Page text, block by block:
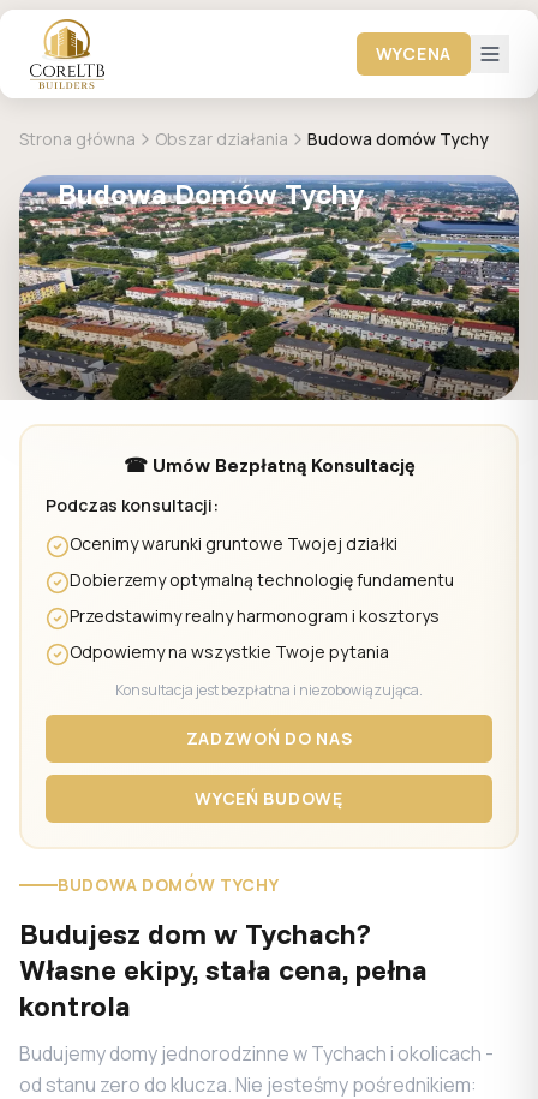
WYCENA
Strona główna Obszar działania Budowa domów Tychy
Budowa Domów Tychy
BUDOWA DOMÓW TYCHY
Budujesz dom w Tychach?
Własne ekipy, stała cena, pełna
kontrola
Budujemy domy jednorodzinne w Tychach i okolicach -
od stanu zero do klucza. Nie jesteśmy pośrednikiem:
☎ Umów Bezpłatną Konsultację
Podczas konsultacji:
Ocenimy warunki gruntowe Twojej działki
Dobierzemy optymalną technologię fundamentu
Przedstawimy realny harmonogram i kosztorys
Odpowiemy na wszystkie Twoje pytania
Konsultacja jest bezpłatna i niezobowiązująca.
ZADZWOŃ DO NAS
WYCEŃ BUDOWĘ